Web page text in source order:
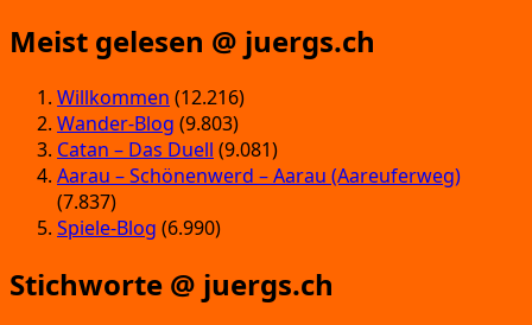
Meist gelesen @ juergs.ch
Willkommen (12.216)
Wander-Blog (9.803)
Catan – Das Duell (9.081)
Aarau – Schönenwerd – Aarau (Aareuferweg)
(7.837)
Spiele-Blog (6.990)
Stichworte @ juergs.ch